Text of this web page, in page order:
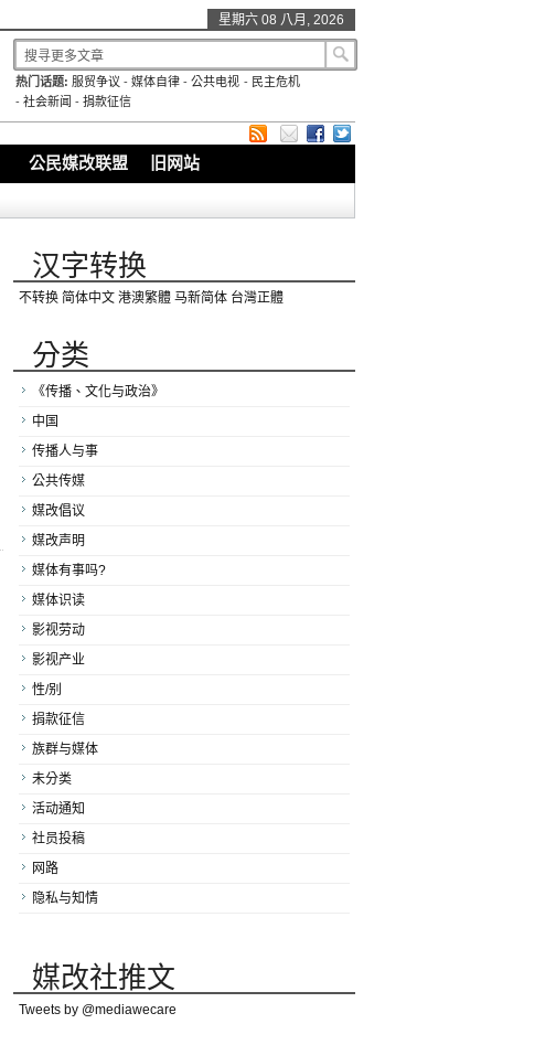
星期六 08 八月, 2026
热门话题: 服贸争议 -媒体自律 -公共电视 - 民主危机
- 社会新闻 - 捐款征信
公民媒改联盟 旧网站
汉字转换
不转换 简体中文 港澳繁體 马新简体 台灣正體
分类
《传播、文化与政治》
中国
传播人与事
公共传媒
媒改倡议
媒改声明
媒体有事吗?
媒体识读
影视劳动
影视产业
性/别
捐款征信
族群与媒体
未分类
活动通知
社员投稿
网路
隐私与知情
媒改社推文
Tweets by @mediawecare